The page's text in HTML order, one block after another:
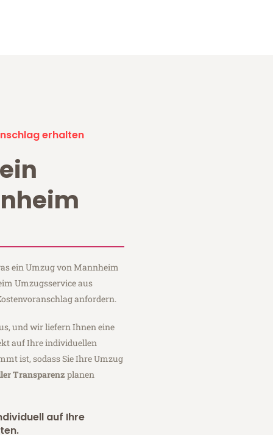
erhalten
ein Umzug von Mannheim
Umzugsservice aus
anfordern.
und wir liefern Ihnen eine
auf Ihre individuellen
ist, sodass Sie Ihre Umzug
Transparenz planen
auf Ihre